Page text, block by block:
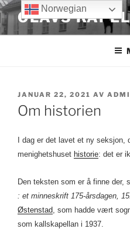
Gå
til
innhold
OLAVS
PUBLISERT
JANUAR 22, 2021 AV
Om historien
I dag er det lavet et ny seksjon,
menighetshuset historie: det er
Den teksten som er å finne der,
: et minneskrift 175-årsdagen,
Østenstad , som hadde vært
som kallskapellan i 1937.
Norwegian